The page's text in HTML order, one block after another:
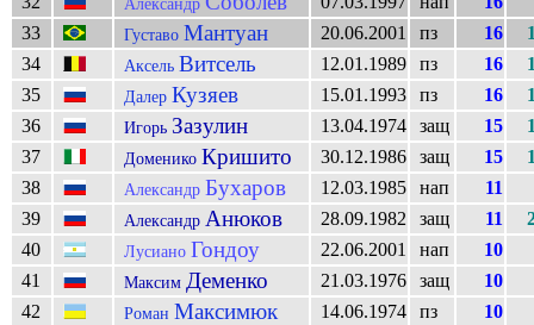
33
Густаво Мантуан 20.06.2001 пз 16
34
Аксель Витсель 12.01.1989 пз 16
35
Далер Кузяев 15.01.1993 пз 16
36
Игорь Зазулин 13.04.1974 защ 15
37
Доменико Кришито 30.12.1986 защ 15
38
Александр Бухаров 12.03.1985 нап
11
39
Александр Анюков 28.09.1982 защ 11
40
Лусиано Гондоу 22.06.2001 нап
10
41
Максим Деменко 21.03.1976 защ
10
42
Роман Максимюк 14.06.1974 пз
10